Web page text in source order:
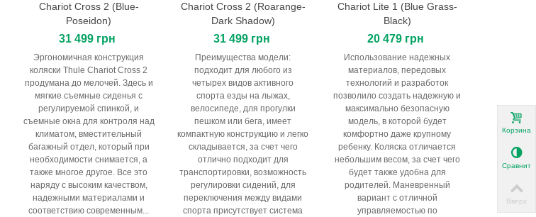
Chariot Cross 2 (Blue-
Poseidon)
31 499 грн
Эргономичная конструкция
коляски Thule Chariot Cross 2
продумана до мелочей. Здесь и
мягкие съемные сиденья с
регулируемой спинкой, и
съемные окна для контроля над
климатом, вместительный
багажный отдел, который при
необходимости снимается, а
также многое другое. Все это
наряду с высоким качеством,
надежными материалами и
соответствию современным...
Chariot Cross 2 (Roarange-
Dark Shadow)
31 499 грн
Преимущества модели:
подходит для любого из
четырех видов активного
спорта езды на лыжах,
велосипеде, для прогулки
пешком или бега, имеет
компактную конструкцию и легко
складывается, за счет чего
отлично подходит для
транспортировки, возможность
регулировки сидений, для
переключения между видами
спорта присутствует система
Chariot Lite 1 (Blue Grass-
Black)
20 479 грн
Использование надежных
материалов, передовых
технологий и разработок
позволило создать надежную и
максимально безопасную
модель, в которой будет
комфортно даже крупному
ребенку. Коляска отличается
небольшим весом, за счет чего
будет также удобна для
родителей. Маневренный
вариант с отличной
управляемостью по
Корзина
Сравнить
Вверх